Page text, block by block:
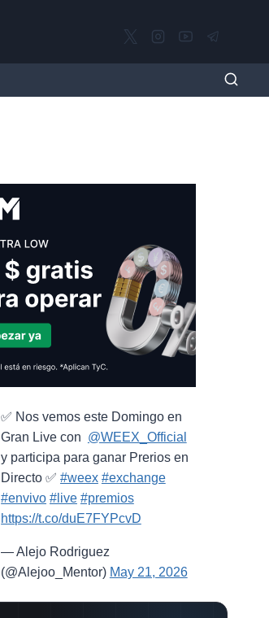
✅ Nos vemos este Domingo en
Gran Live con ⁨ @WEEX_Official
y participa para ganar Prerios en
Directo ✅ #weex #exchange
#envivo #live #premios
https://t.co/duE7FYPcvD
— Alejo Rodriguez
(@Alejoo_Mentor) May 21, 2026